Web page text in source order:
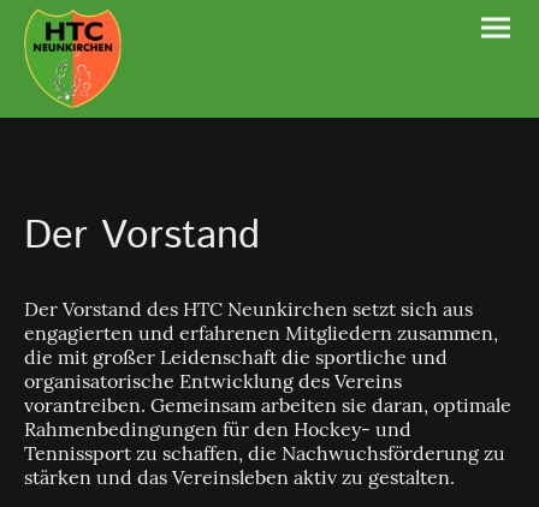
Der Vorstand
Der Vorstand des HTC Neunkirchen setzt sich aus
engagierten und erfahrenen Mitgliedern zusammen,
die mit großer Leidenschaft die sportliche und
organisatorische Entwicklung des Vereins
vorantreiben. Gemeinsam arbeiten sie daran, optimale
Rahmenbedingungen für den Hockey- und
Tennissport zu schaffen, die Nachwuchsförderung zu
stärken und das Vereinsleben aktiv zu gestalten.